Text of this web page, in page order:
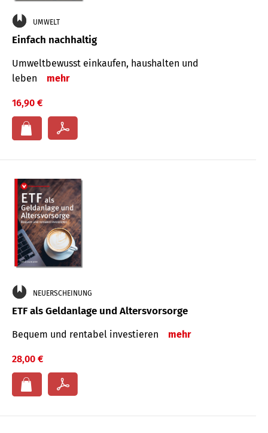
UMWELT
Einfach nachhaltig
Umweltbewusst einkaufen, haushalten und
leben
mehr
16,90 €
NEUERSCHEINUNG
ETF als Geldanlage und Altersvorsorge
Bequem und rentabel investieren mehr
28,00 €